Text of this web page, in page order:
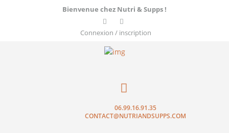
Bienvenue chez Nutri & Supps !
Connexion / inscription
06.99.16.91.35
CONTACT@NUTRIANDSUPPS.COM